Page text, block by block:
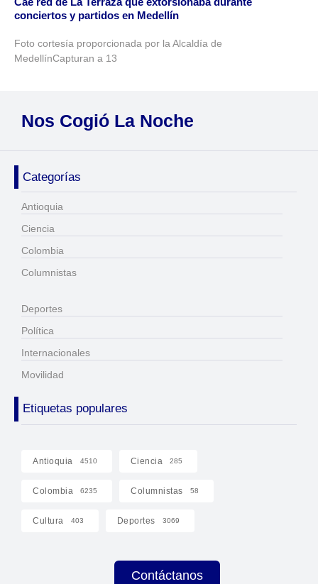
conciertos y partidos en Medellín
Foto cortesía proporcionada por la Alcaldía de
MedellínCapturan a 13
Nos Cogió La Noche
Categorías
Antioquia
Ciencia
Colombia
Columnistas
Deportes
Política
Internacionales
Movilidad
Etiquetas populares
Antioquia 4510 Ciencia 285
Colombia 6235 Columnistas 58
Cultura 403 Deportes 3069
Contáctanos